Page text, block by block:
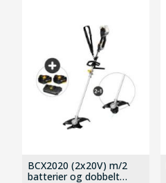
BCX2020 (2x20V) m/2
batterier og dobbelt